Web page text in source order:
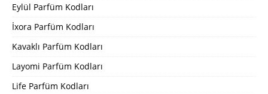
Eylül Parfüm Kodları
İxora Parfüm Kodları
Kavaklı Parfüm Kodları
Layomi Parfüm Kodları
Life Parfüm Kodları